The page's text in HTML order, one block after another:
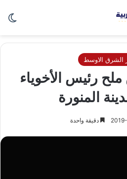
الشرق الاوسط
رئيس الأخوياء
المنورة
دقيقة واحدة